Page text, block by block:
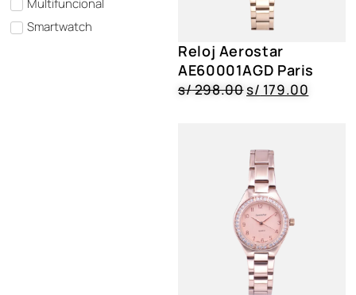
Smartwatch
Reloj Aerostar
AE60001AGD Paris
s/298.00s/ 179.00